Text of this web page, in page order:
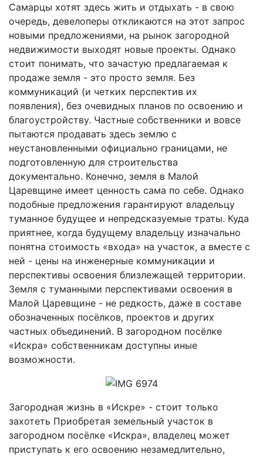
Самарцы хотят здесь жить и отдыхать - в свою
очередь, девелоперы откликаются на этот запрос
новыми предложениями, на рынок загородной
недвижимости выходят новые проекты. Однако
стоит понимать, что зачастую предлагаемая к
продаже земля - это просто земля. Без
коммуникаций (и четких перспектив их
появления), без очевидных планов по освоению и
благоустройству. Частные собственники и вовсе
пытаются продавать здесь землю с
неустановленными официально границами, не
подготовленную для строительства
документально. Конечно, земля в Малой
Царевщине имеет ценность сама по себе. Однако
подобные предложения гарантируют владельцу
туманное будущее и непредсказуемые траты. Куда
приятнее, когда будущему владельцу изначально
понятна стоимость «входа» на участок, а вместе с
ней - цены на инженерные коммуникации и
перспективы освоения близлежащей территории.
Земля с туманными перспективами освоения в
Малой Царевщине - не редкость, даже в составе
обозначенных посёлков, проектов и других
частных объединений. В загородном посёлке
«Искра» собственникам доступны иные
возможности.
Загородная жизнь в «Искре» - стоит только
захотеть Приобретая земельный участок в
загородном посёлке «Искра», владелец может
приступать к его освоению незамедлительно,